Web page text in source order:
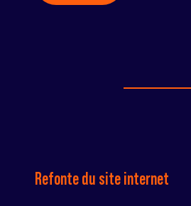
Refonte du site internet